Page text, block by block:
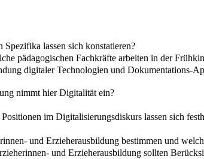
lassen sich konstatieren?
pädagogischen Fachkräfte arbeiten in der
digitaler Technologien und Dokumentations-
nimmt hier Digitalität ein?
im Digitalisierungsdiskurs lassen sich
und Erzieherausbildung bestimmen und
und Erzieherausbildung sollten